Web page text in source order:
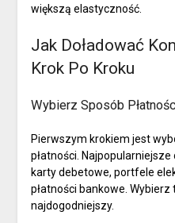
większą elastyczność.
Jak Doładować
Krok Po Kroku
Wybierz Sposób
Pierwszym krokiem jest
płatności.
karty debetowe, portfele
płatności bankowe.
najdogodniejszy.